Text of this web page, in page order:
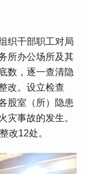
织干部职工对局
所办公场所及其
数，逐一查清隐
改。设立检查
股室（所）隐患
灾事故的发生。
改12处。